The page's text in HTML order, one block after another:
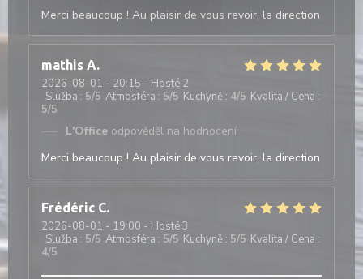
Merci beaucoup ! Au plaisir de vous revoir, la direction
mathis A
2026-08-01 - 20:15 - Hosté 2
Služba : 5/5 Atmosféra : 5/5 Kuchyně : 4/5 Kvalita / Cena :
5/5
L'Office odpověděl na hodnocení
Merci beaucoup ! Au plaisir de vous revoir, la direction
Frédéric C
2026-08-01 - 19:00 - Hosté 3
Služba : 5/5 Atmosféra : 5/5 Kuchyně : 5/5 Kvalita / Cena :
4/5